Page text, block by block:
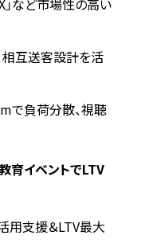
」など市場性の高い
相互送客設計を活
負荷分散、視聴
育イベントでLTV
用支援＆LTV最大